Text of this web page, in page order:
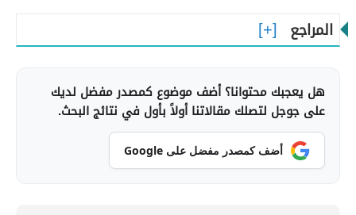
المراجع
هل يعجبك محتوانا؟ أضف موضوع كمصدر مفضل لديك
على جوجل لتصلك مقالاتنا أولاً بأول في نتائج البحث.
أضف كمصدر مفضل على Google